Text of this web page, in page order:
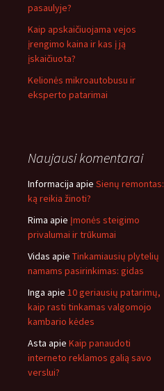
pasaulyje?
Kaip apskaičiuojama vejos
įrengimo kaina ir kas į ją
įskaičiuota?
Kelionės mikroautobusu ir
eksperto patarimai
Naujausi komentarai
Informacija apie Sienų remontas:
ką reikia žinoti?
Rima apie Įmonės steigimo
privalumai ir trūkumai
Vidas apie Tinkamiausių plytelių
namams pasirinkimas: gidas
Inga apie 10 geriausių patarimų,
kaip rasti tinkamas valgomojo
kambario kėdes
Asta apie Kaip panaudoti
interneto reklamos galią savo
verslui?